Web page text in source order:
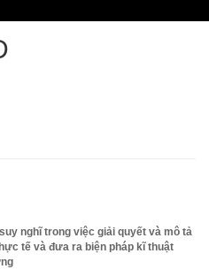
nghĩ trong việc giải quyết và mô tả
tế và đưa ra biện pháp kĩ thuật